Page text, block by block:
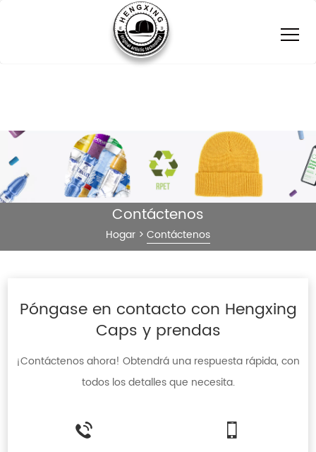
Contáctenos
Hogar > Contáctenos
Póngase en contacto con Hengxing
Caps y prendas
¡Contáctenos ahora! Obtendrá una respuesta rápida, con
todos los detalles que necesita.